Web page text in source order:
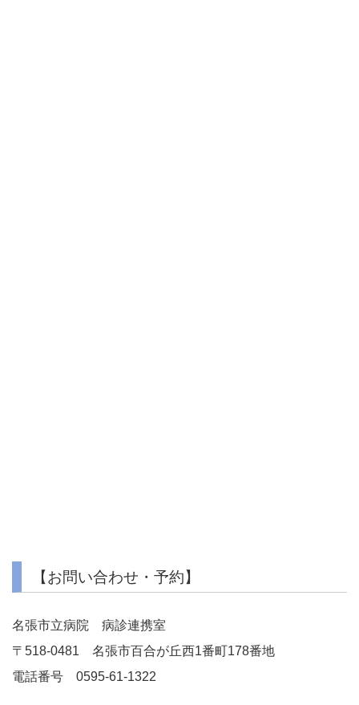
【お問い合わせ・予約】
名張市立病院 病診連携室
〒518-0481 名張市百合が丘西1番町178番地
電話番号 0595-61-1322